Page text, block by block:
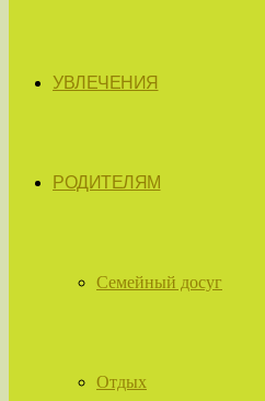
УВЛЕЧЕНИЯ
РОДИТЕЛЯМ
Семейный досуг
Отдых